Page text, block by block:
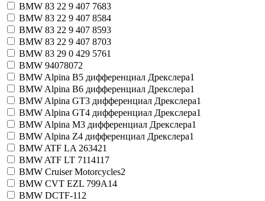
BMW 83 22 9 407 7683
BMW 83 22 9 407 8584
BMW 83 22 9 407 8593
BMW 83 22 9 407 8703
BMW 83 29 0 429 5761
BMW 94078072
BMW Alpina B5 дифференциал Дрекслера1
BMW Alpina B6 дифференциал Дрекслера1
BMW Alpina GT3 дифференциал Дрекслера1
BMW Alpina GT4 дифференциал Дрекслера1
BMW Alpina M3 дифференциал Дрекслера1
BMW Alpina Z4 дифференциал Дрекслера1
BMW ATF LA 263421
BMW ATF LT 7114117
BMW Cruiser Motorcycles2
BMW CVT EZL 799A14
BMW DCTF-112